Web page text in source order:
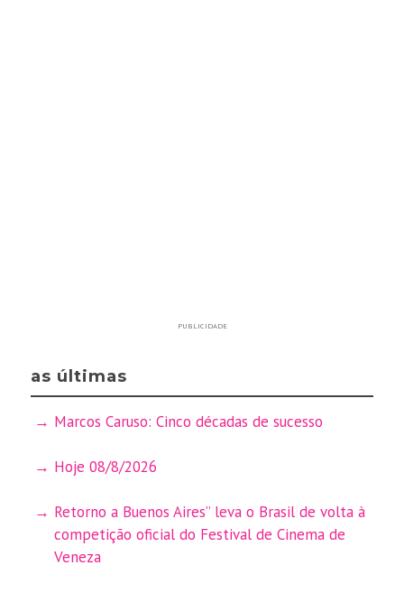
PUBLICIDADE
as últimas
Marcos Caruso: Cinco décadas de sucesso
Hoje 08/8/2026
Retorno a Buenos Aires” leva o Brasil de volta à
competição oficial do Festival de Cinema de
Veneza